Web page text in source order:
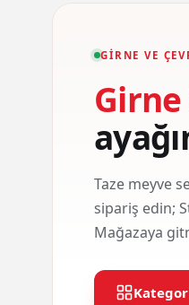
GIRNE VE
Taze meyve
sipariş edin;
Mağazaya